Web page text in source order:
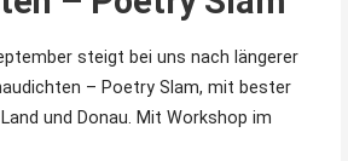
steigt bei uns nach längerer
– Poetry Slam, mit bester
und Donau. Mit Workshop im